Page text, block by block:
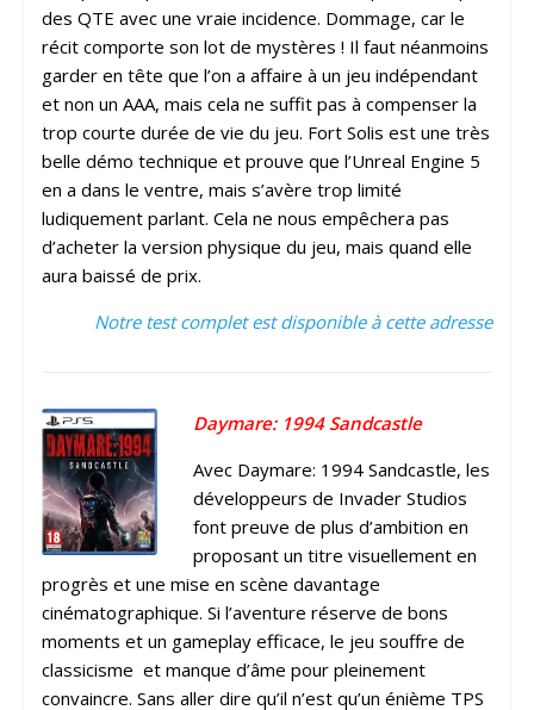
des QTE avec une vraie incidence. Dommage, car le
récit comporte son lot de mystères ! Il faut néanmoins
garder en tête que l’on a affaire à un jeu indépendant
et non un AAA, mais cela ne suffit pas à compenser la
trop courte durée de vie du jeu. Fort Solis est une très
belle démo technique et prouve que l’Unreal Engine 5
en a dans le ventre, mais s’avère trop limité
ludiquement parlant. Cela ne nous empêchera pas
d’acheter la version physique du jeu, mais quand elle
aura baissé de prix.
Notre test complet est disponible à cette adresse
Daymare: 1994 Sandcastle
Avec Daymare: 1994 Sandcastle, les
développeurs de Invader Studios
font preuve de plus d’ambition en
proposant un titre visuellement en
progrès et une mise en scène davantage
cinématographique. Si l’aventure réserve de bons
moments et un gameplay efficace, le jeu souffre de
classicisme et manque d’âme pour pleinement
convaincre. Sans aller dire qu’il n’est qu’un énième TPS